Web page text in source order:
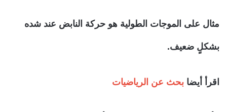
مثال على الموجات الطولية هو حركة النابض عند شده
بشكلٍ ضعيف.
اقرأ أيضا بحث عن الرياضيات